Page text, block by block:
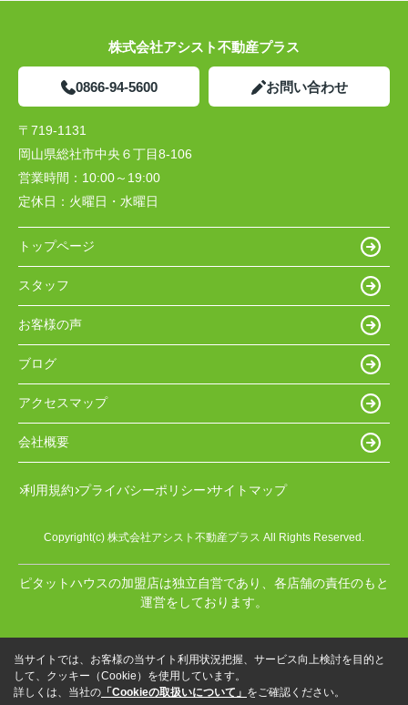
株式会社アシスト不動産プラス
0866-94-5600 お問い合わせ
〒719-1131
岡山県総社市中央６丁目8-106
営業時間： 10:00～19:00
定休日： 火曜日・水曜日
トップページ
スタッフ
お客様の声
ブログ
アクセスマップ
会社概要
利用規約 プライバシーポリシー サイトマップ
Copyright(c) 株式会社アシスト不動産プラス All Rights Reserved.
ピタットハウスの加盟店は独立自営であり、各店舗の責任のもと
運営をしております。
当サイトでは、お客様の当サイト利用状況把握、サービス向上検討を目的と
して、クッキー（Cookie）を使用しています。
詳しくは、当社の 「Cookieの取扱いについて」 をご確認ください。